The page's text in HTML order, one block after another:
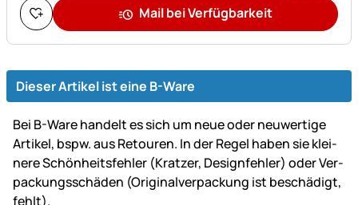
Mail bei Verfügbarkeit
Dieser Artikel ist eine B-Ware
Bei B-Ware handelt es sich um neue oder neu­wer­tige
Artikel, bspw. aus Retouren. In der Regel haben sie klei­
ne­re Schön­heits­fehler (Kratzer, Design­fehler) oder Ver­
packungs­schäden (Original­ver­packung ist be­schä­digt,
fehlt).